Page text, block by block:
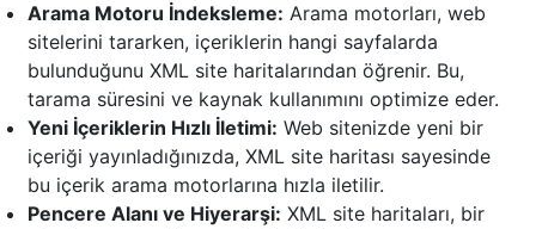
Arama Motoru İndeksleme: Arama motorları, web
sitelerini tararken, içeriklerin hangi sayfalarda
bulunduğunu XML site haritalarından öğrenir. Bu,
tarama süresini ve kaynak kullanımını optimize eder.
Yeni İçeriklerin Hızlı İletimi: Web sitenizde yeni bir
içeriği yayınladığınızda, XML site haritası sayesinde
bu içerik arama motorlarına hızla iletilir.
Pencere Alanı ve Hiyerarşi: XML site haritaları, bir